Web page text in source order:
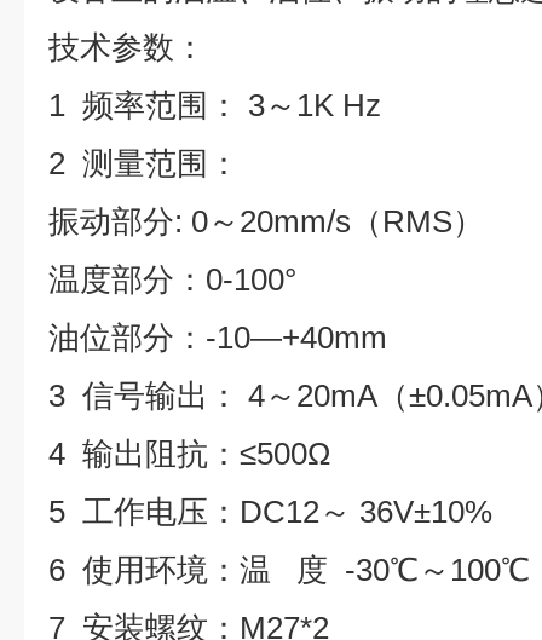
技术参数：
1 频率范围： 3～1K Hz
2 测量范围：
振动部分: 0～20mm/s（RMS）
温度部分：0-100°
油位部分：-10—+40mm
3 信号输出： 4～20mA（±0.05mA
4 输出阻抗：≤500Ω
5 工作电压：DC12～ 36V±10%
6 使用环境：温 度 -30℃～100℃
7 安装螺纹：M27*2